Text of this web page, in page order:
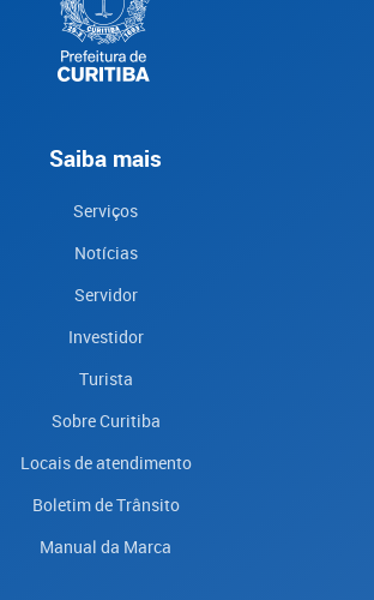
Saiba mais
Serviços
Notícias
Servidor
Investidor
Turista
Sobre Curitiba
Locais de atendimento
Boletim de Trânsito
Manual da Marca